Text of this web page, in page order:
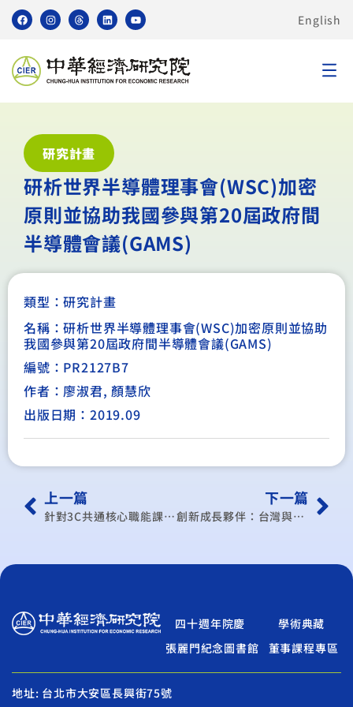
English
研究計畫
研析世界半導體理事會(WSC)加密
原則並協助我國參與第20屆政府間
半導體會議(GAMS)
類型：研究計畫
名稱：研析世界半導體理事會(WSC)加密原則並協助
我國參與第20屆政府間半導體會議(GAMS)
編號：PR2127B7
作者：廖淑君, 顏慧欣
出版日期：2019.09
上一篇
針對3C共通核心職能課程之成效評估
下一篇
創新成長夥伴：台灣與新南向國家
四十週年院慶
學術典藏
張麗門紀念圖書館
董事課程專區
地址: 台北市大安區長興街75號